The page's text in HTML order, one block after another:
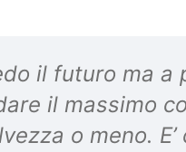
il futuro ma a
il massimo
o meno.